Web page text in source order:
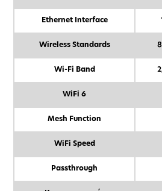
Ethernet Interface
Wireless Standards
Wi-Fi Band
WiFi 6
Mesh Function
WiFi Speed
Passthrough